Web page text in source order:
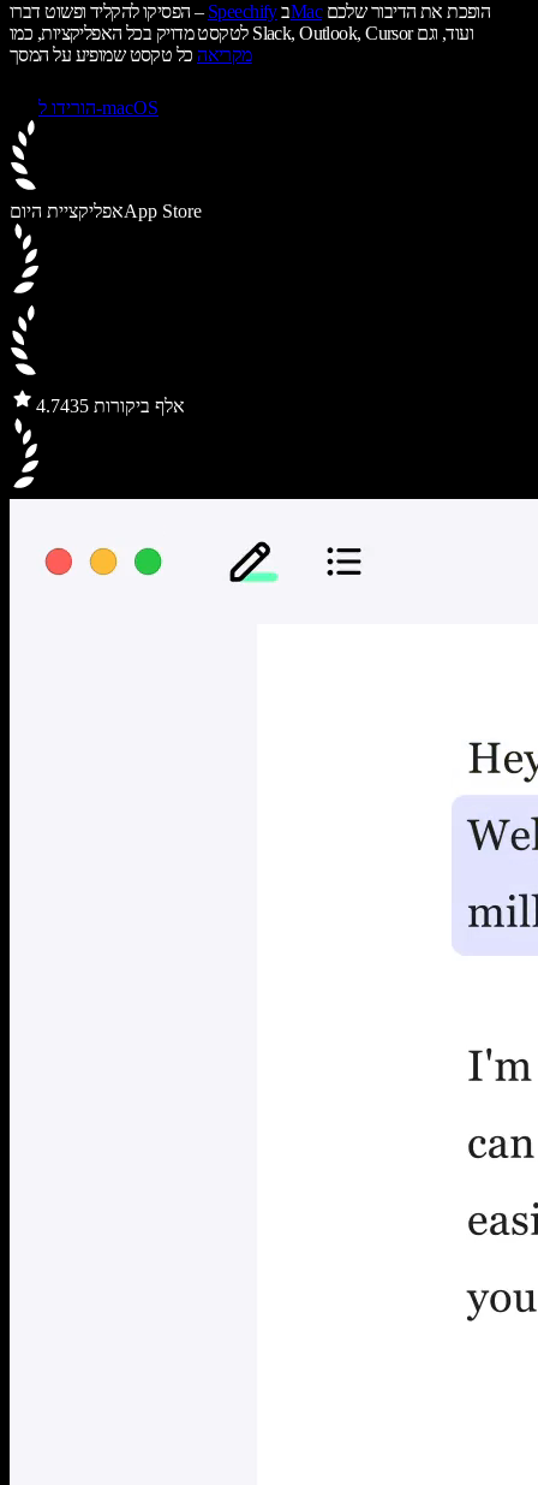
הפסיקו להקליד ופשוט דברו – Speechify בMacהופכת את הדיבור שלכם
לטקסט מדויק בכל האפליקציות, כמו Slack, Outlook, Cursor ועוד, וגם
מקריאהכל טקסט שמופיע על המסך
הורידו ל-macOS
אפליקציית היוםApp Store
4.7 435 אלף ביקורות